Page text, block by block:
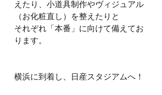
えたり、小道具制作やヴィジュアル
（お化粧直し）を整えたりと
それぞれ「本番」に向けて備えてお
ります。
横浜に到着し、日産スタジアムへ！